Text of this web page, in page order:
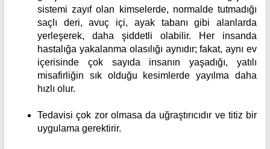
sistemi zayıf olan kimselerde, normalde tutmadığı
saçlı deri, avuç içi, ayak tabanı gibi alanlarda
yerleşerek, daha şiddetli olabilir. Her insanda
hastalığa yakalanma olasılığı aynıdır; fakat, aynı ev
içerisinde çok sayıda insanın yaşadığı, yatılı
misafirliğin sık olduğu kesimlerde yayılma daha
hızlı olur.
Tedavisi çok zor olmasa da uğraştırıcıdır ve titiz bir
uygulama gerektirir.